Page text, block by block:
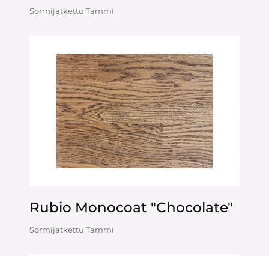
Sormijatkettu Tammi
Rubio Monocoat "Chocolate"
Sormijatkettu Tammi